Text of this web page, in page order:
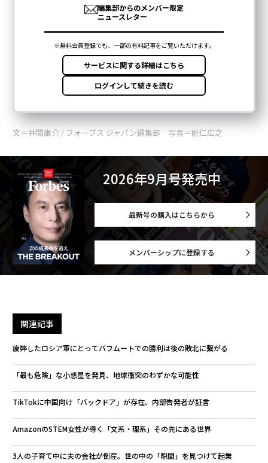
文＝井関庸介 / フォーブス ジャパン編集部 写真＝能仁広之
2026年9月号発売中
最新号の購入はこちらから
メンバーシップに登録する
関連記事
疲弊したロシア軍にとってバフムートでの勝利は後の敗北に繋がる
「最も危険」な小惑星を発見、地球衝突のわずかな可能性
TikTokに中国向け「バックドア」が存在、内部告発者が証言
AmazonのSTEM女性が導く「文系・理系」その先にある世界
3人の子育て中に夫の会社が倒産。世の中の「隙間」を見つけて起業